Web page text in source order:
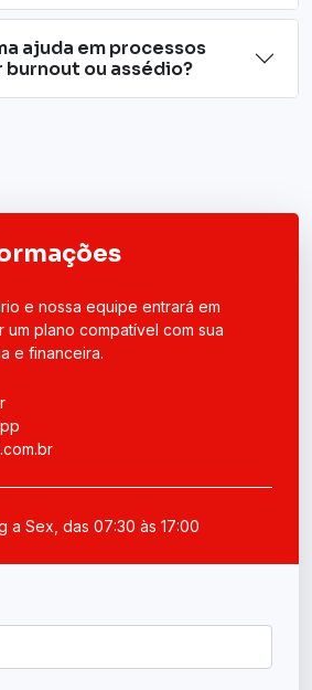
ajuda em processos
ou assédio?
e nossa equipe entrará em
um plano compatível com sua
e financeira.
a Sex, das 07:30 às 17:00